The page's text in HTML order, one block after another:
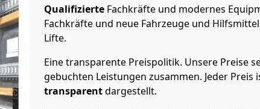
Qualifizierte Fachkräfte und modernes
Fachkräfte und neue Fahrzeuge und
Lifte.
Eine transparente Preispolitik. Unsere Preise
gebuchten Leistungen zusammen. Jeder Preis
transparentdargestellt.